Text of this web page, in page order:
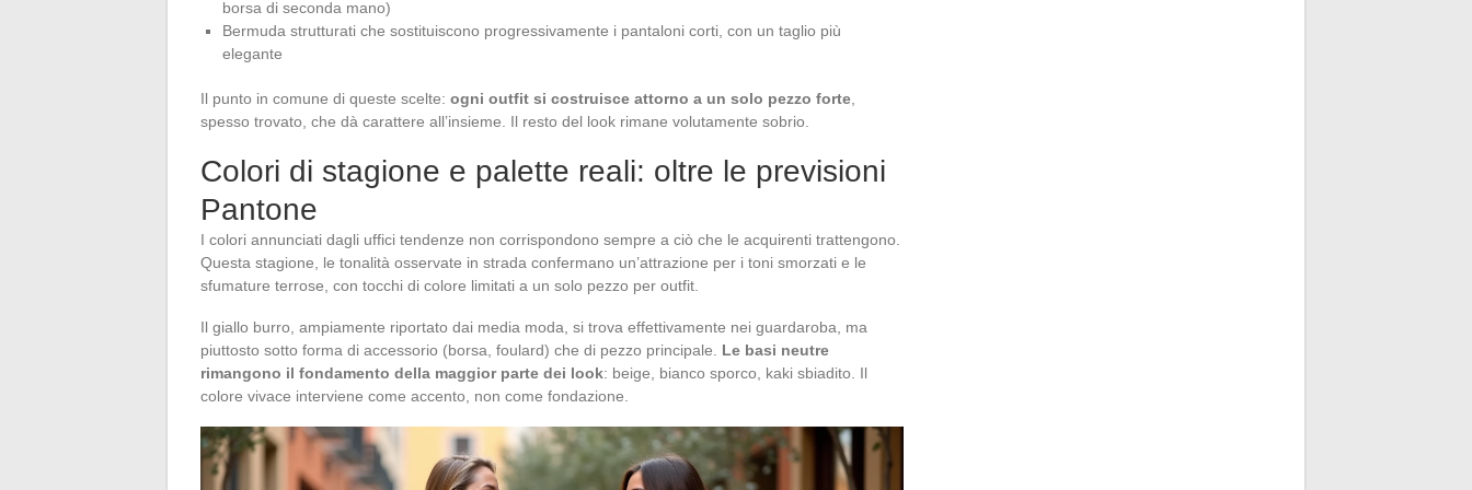
borsa di seconda mano)
Bermuda strutturati che sostituiscono progressivamente i pantaloni corti, con un taglio più
elegante
Il punto in comune di queste scelte: ogni outfit si costruisce attorno a un solo pezzo forte
spesso trovato, che dà carattere all’insieme. Il resto del look rimane volutamente sobrio.
Colori di stagione e palette reali: oltre le previsioni
Pantone
I colori annunciati dagli uffici tendenze non corrispondono sempre a ciò che le acquirenti trattengono.
Questa stagione, le tonalità osservate in strada confermano un’attrazione per i toni smorzati e le
sfumature terrose, con tocchi di colore limitati a un solo pezzo per outfit.
Il giallo burro, ampiamente riportato dai media moda, si trova effettivamente nei guardaroba, ma
piuttosto sotto forma di accessorio (borsa, foulard) che di pezzo principale. Le basi neutre
rimangono il fondamento della maggior parte dei look: beige, bianco sporco, kaki sbiadito. Il
colore vivace interviene come accento, non come fondazione.